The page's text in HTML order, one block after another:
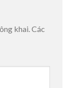
khai.Các